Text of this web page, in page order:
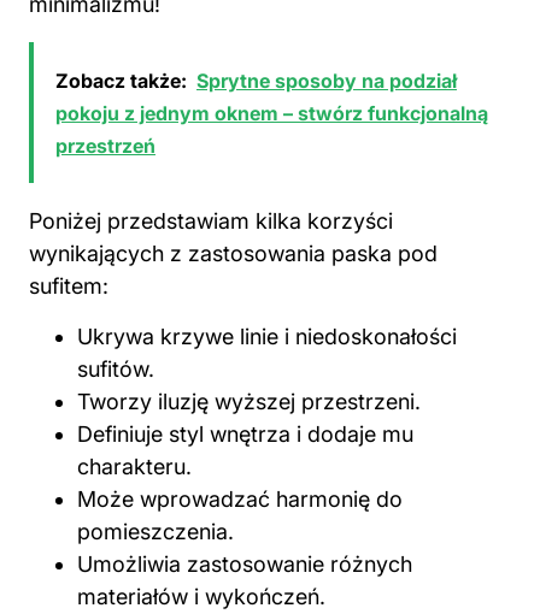
Zobacz także: Sprytne sposoby na podział
pokoju z jednym oknem – stwórz funkcjonalną
przestrzeń
Poniżej przedstawiam kilka korzyści
wynikających z zastosowania paska pod
sufitem:
Ukrywa krzywe linie i niedoskonałości
sufitów.
Tworzy iluzję wyższej przestrzeni.
Definiuje styl wnętrza i dodaje mu
charakteru.
Może wprowadzać harmonię do
pomieszczenia.
Umożliwia zastosowanie różnych
materiałów i wykończeń.